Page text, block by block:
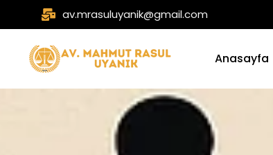
av.mrasuluyanik@gmail.com
Anasayfa